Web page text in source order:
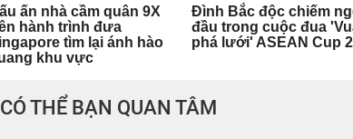
CÓ THỂ BẠN QUAN TÂM